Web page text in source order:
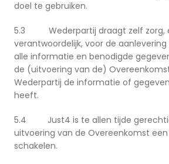
doel te gebruiken.
5.3 Wederpartij draagt zelf zorg,
verantwoordelijk, voor de
alle informatie en benodigde
de (uitvoering van de)
Wederpartij de informatie of
heeft.
5.4 Just4 is te allen tijde
uitvoering van de Overeenkomst
schakelen.